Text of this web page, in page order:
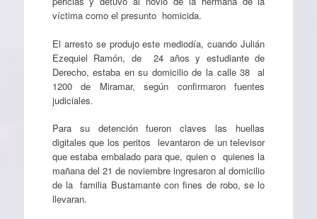
víctima como el presunto homicida.
El arresto se produjo este mediodía, cuando Julián
Ezequiel Ramón, de 24 años y estudiante de
Derecho, estaba en su domicilio de la calle 38 al
1200 de Miramar, según confirmaron fuentes
judiciales.
Para su detención fueron claves las huellas
digitales que los peritos levantaron de un televisor
que estaba embalado para que, quien o quienes la
mañana del 21 de noviembre ingresaron al domicilio
de la familia Bustamante con fines de robo, se lo
llevaran.